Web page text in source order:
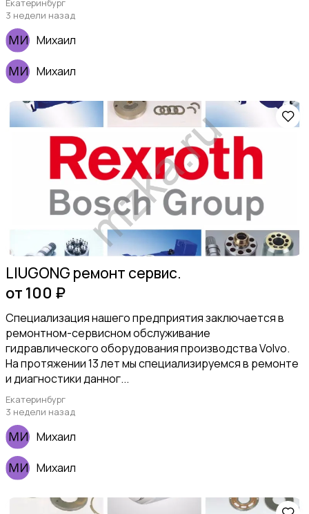
Екатеринбург
3 недели назад
Михаил
Михаил
LIUGONG ремонт сервис.
от 100 ₽
Специализация нашего предприятия заключается в
ремонтном-сервисном обслуживание
гидравлического оборудования производства Volvo.
На протяжении 13 лет мы специализируемся в ремонте
и диагностики данног...
Екатеринбург
3 недели назад
Михаил
Михаил